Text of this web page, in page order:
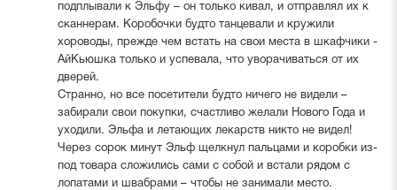
подплывали к Эльфу – он только кивал, и отправлял их к
сканнерам. Коробочки будто танцевали и кружили
хороводы, прежде чем встать на свои места в шкафчики -
АйКьюшка только и успевала, что уворачиваться от их
дверей.
Странно, но все посетители будто ничего не видели –
забирали свои покупки, счастливо желали Нового Года и
уходили. Эльфа и летающих лекарств никто не видел!
Через сорок минут Эльф щелкнул пальцами и коробки из-
под товара сложились сами с собой и встали рядом с
лопатами и швабрами – чтобы не занимали место.